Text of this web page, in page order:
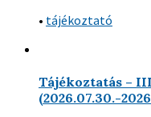
• tájékoztató
Tájékoztatás –
(2026.07.30.-